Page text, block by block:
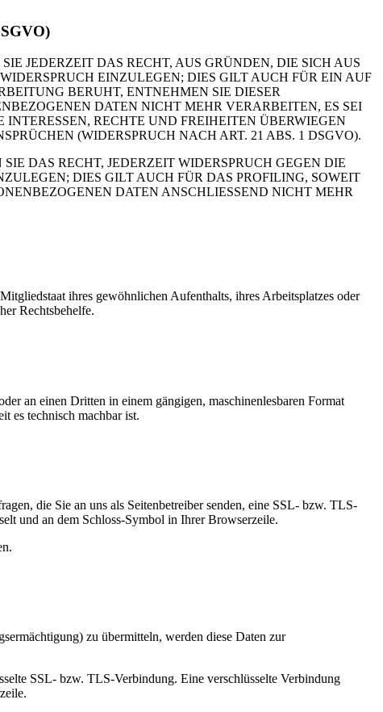
JEDERZEIT DAS RECHT, AUS GRÜNDEN, DIE SICH AUS
EINZULEGEN; DIES GILT AUCH FÜR EIN AUF
BERUHT, ENTNEHMEN SIE DIESER
DATEN NICHT MEHR VERARBEITEN, ES SEI
RECHTE UND FREIHEITEN ÜBERWIEGEN
(WIDERSPRUCH NACH ART. 21 ABS. 1 DSGVO).
DAS RECHT, JEDERZEIT WIDERSPRUCH GEGEN DIE
DIES GILT AUCH FÜR DAS PROFILING, SOWEIT
DATEN ANSCHLIESSEND NICHT MEHR
ihres gewöhnlichen Aufenthalts, ihres Arbeitsplatzes oder
Rechtsbehelfe.
an einen Dritten in einem gängigen, maschinenlesbaren Format
es technisch machbar ist.
die Sie an uns als Seitenbetreiber senden, eine SSL- bzw. TLS-
und an dem Schloss-Symbol in Ihrer Browserzeile.
zu übermitteln, werden diese Daten zur
SSL- bzw. TLS-Verbindung. Eine verschlüsselte Verbindung